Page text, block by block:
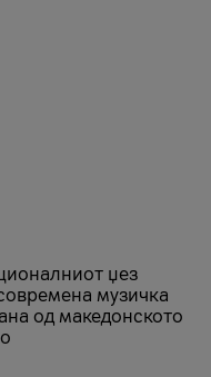
џез
музичка
од македонското